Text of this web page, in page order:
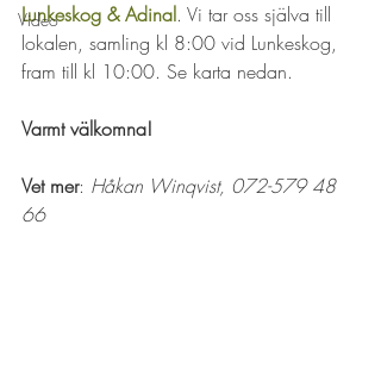
Video
Lunkeskog & Adinal. Vi tar oss själva till
lokalen, samling kl 8:00 vid Lunkeskog,
fram till kl 10:00. Se karta nedan.
Varmt välkomna!
Vet mer: Håkan Winqvist, 072-579 48
66